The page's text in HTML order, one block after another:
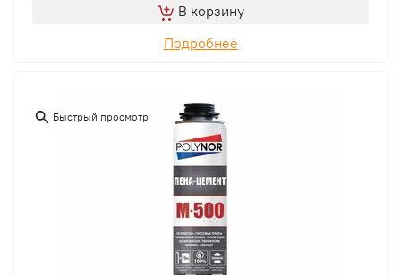
В корзину
Подробнее
Быстрый просмотр